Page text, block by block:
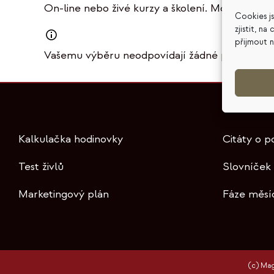
Cookies
zjistit, na
přijmout
On-line nebo živé kurzy a školení. Money
Vašemu výběru neodpovídají žádné produkty.
Kalkulačka hodinovky
Test živlů
Marketingový plán
Citáty o
Fáze
(c)